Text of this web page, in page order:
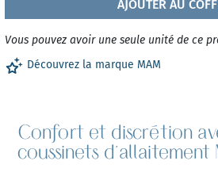
Vous pouvez avoir une seule unité de ce
Découvrez la marque MAM
Confort et discrétion
coussinets d'allaitement